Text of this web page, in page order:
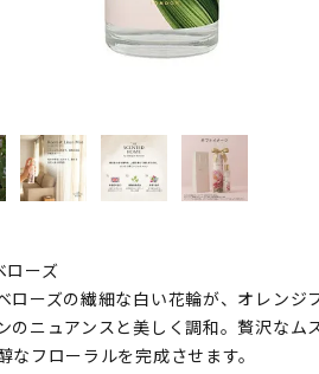
ローズ
ローズの繊細な白い花輪が、オレンジ
のニュアンスと美しく調和。贅沢なム
なフローラルを完成させます。